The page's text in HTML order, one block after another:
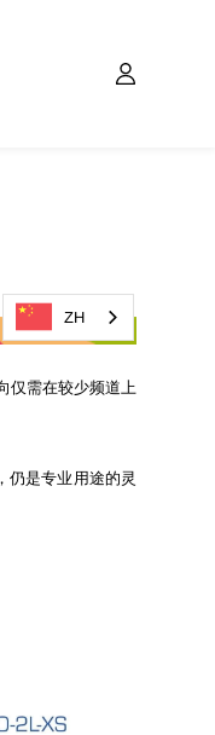
仅需在较少频道上
仍是专业用途的灵
ZH